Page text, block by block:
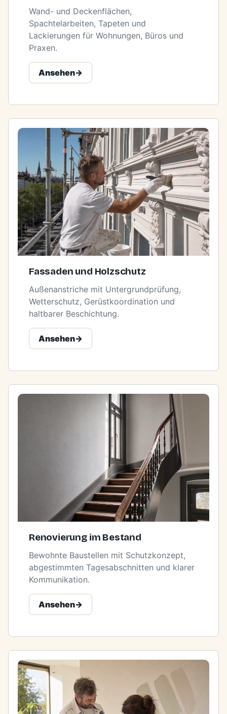
Wand- und Deckenflächen,
Spachtelarbeiten, Tapeten und
Lackierungen für Wohnungen, Büros und
Praxen.
Ansehen->
Fassaden und Holzschutz
Außenanstriche mit Untergrundprüfung,
Wetterschutz, Gerüstkoordination und
haltbarer Beschichtung.
Ansehen->
Renovierung im Bestand
Bewohnte Baustellen mit Schutzkonzept,
abgestimmten Tagesabschnitten und klarer
Kommunikation.
Ansehen->